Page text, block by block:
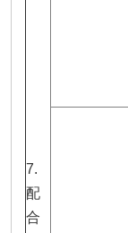
7.
配
合